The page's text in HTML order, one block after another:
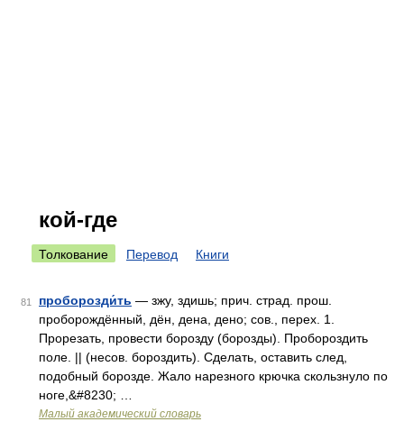
кой-где
Толкование Перевод Книги
81 проборозди́ть — зжу, здишь; прич. страд. прош.
проборождённый, дён, дена, дено; сов., перех. 1.
Прорезать, провести борозду (борозды). Пробороздить
поле. || (несов. бороздить). Сделать, оставить след,
подобный борозде. Жало нарезного крючка скользнуло по
ноге,&#8230; …
Малый академический словарь